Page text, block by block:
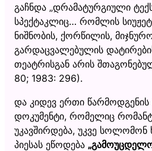
გაჩნდა „დრამატურგიული
სპექტაკლიც… რომლის
ნიშნობის, ქორწილის,
გარდაცვალებულის
თეატრისგან არის
80; 1983: 296).
და კიდევ ერთი წარმოდგენის
დოკუმენტი, რომელიც
უკავშირდება, უკვე სოლომონ
პიესას ეწოდება